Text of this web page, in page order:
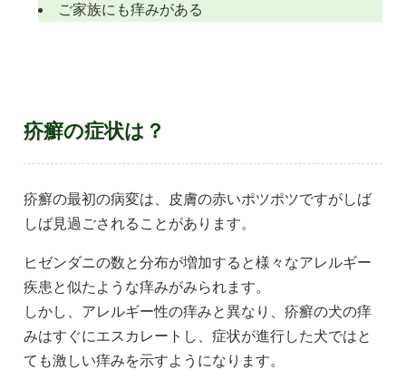
ご家族にも痒みがある
疥癬の症状は？
疥癬の最初の病変は、皮膚の赤いポツポツですがしば
しば見過ごされることがあります。
ヒゼンダニの数と分布が増加すると様々なアレルギー
疾患と似たような痒みがみられます。
しかし、アレルギー性の痒みと異なり、疥癬の犬の痒
みはすぐにエスカレートし、症状が進行した犬ではと
ても激しい痒みを示すようになります。